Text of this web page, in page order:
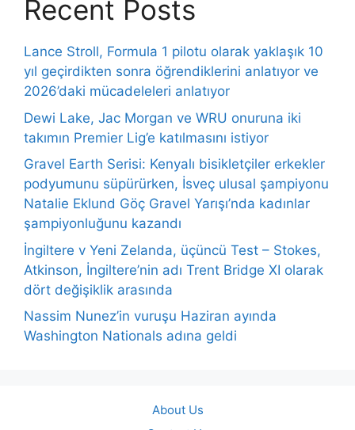
Recent Posts
Lance Stroll, Formula 1 pilotu olarak yaklaşık 10
yıl geçirdikten sonra öğrendiklerini anlatıyor ve
2026’daki mücadeleleri anlatıyor
Dewi Lake, Jac Morgan ve WRU onuruna iki
takımın Premier Lig’e katılmasını istiyor
Gravel Earth Serisi: Kenyalı bisikletçiler erkekler
podyumunu süpürürken, İsveç ulusal şampiyonu
Natalie Eklund Göç Gravel Yarışı’nda kadınlar
şampiyonluğunu kazandı
İngiltere v Yeni Zelanda, üçüncü Test – Stokes,
Atkinson, İngiltere’nin adı Trent Bridge XI olarak
dört değişiklik arasında
Nassim Nunez’in vuruşu Haziran ayında
Washington Nationals adına geldi
About Us